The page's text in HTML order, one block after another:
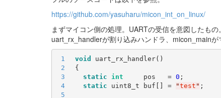
https://github.com/yasuharu/micon_int_on_linux/
まずマイコン側の処理。UARTの受信を意図したもの。
uart_rx_handlerが割り込みハンドラ、micon_mainが
1 void
2
3
static int
     pos   =
0
4
static uint8_t buf[] = "test "
5